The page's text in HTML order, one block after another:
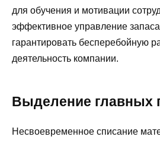
для обучения и мотивации
эффективное управление
гарантировать бесперебойную
деятельность компании.
Выделение главных
Несвоевременное списание